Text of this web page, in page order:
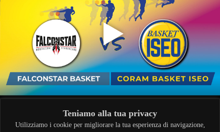
Teniamo alla tua privacy
Utilizziamo i cookie per migliorare la tua esperienza di navigazione,